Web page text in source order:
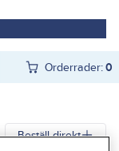
Orderrader:0
Beställ direkt